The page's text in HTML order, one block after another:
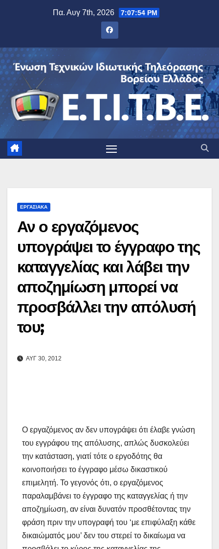
Πα. Αυγ 7th, 2026 7:07:55 PM
ΕΡΓΑΣΙΑΚΆ
Αν ο εργαζόμενος
υπογράψει το έγγραφο της
καταγγελίας και λάβει την
αποζημίωση μπορεί να
προσβάλλει την απόλυσή
του;
ΑΥΓ 30, 2012
O εργαζόμενος αν δεν υπογράψει ότι έλαβε γνώση
του εγγράφου της απόλυσης, απλώς δυσκολεύει
την κατάσταση, γιατί τότε ο εργοδότης θα
κοινοποιήσει το έγγραφο μέσω δικαστικού
επιμελητή. Το γεγονός ότι, ο εργαζόμενος
παραλαμβάνει το έγγραφο της καταγγελίας ή την
αποζημίωση, αν είναι δυνατόν προσθέτοντας την
φράση πριν την υπογραφή του ‘με επιφύλαξη κάθε
δικαιώματός μου’ δεν του στερεί το δικαίωμα να